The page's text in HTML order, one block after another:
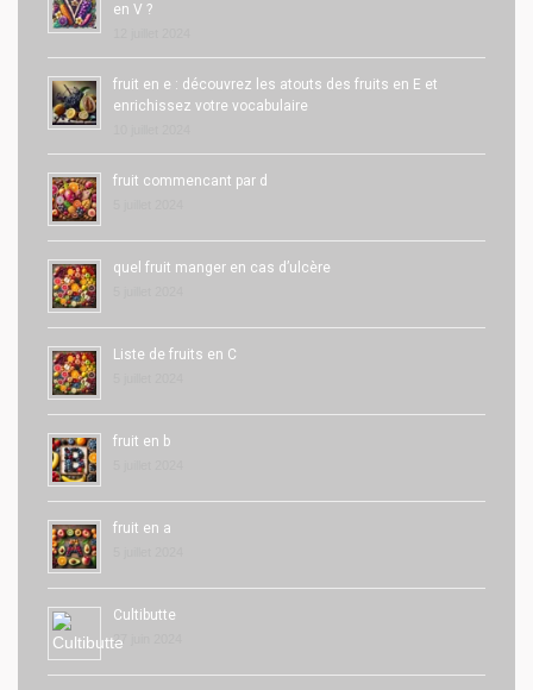
en V ?
fruit en e : découvrez les atouts des fruits en E et
enrichissez votre vocabulaire
fruit commencant par d
quel fruit manger en cas d’ulcère
Liste de fruits en C
fruit en b
fruit en a
Cultibutte
27 juin 2024